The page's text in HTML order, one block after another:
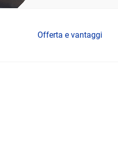
Offerta e vantaggi